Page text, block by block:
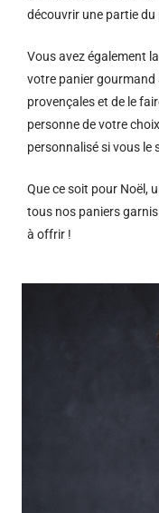
découvrir une partie
Vous avez également
votre panier gourmand
provençales et de le
personne de votre
personnalisé si vous le
Que ce soit pour Noël,
tous nos paniers
à offrir !